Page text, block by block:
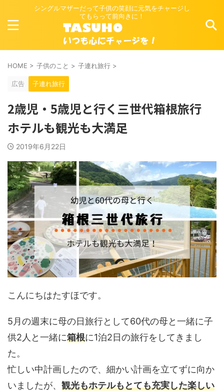
シングルマザーだって子供の笑顔に元気をチャージし
てもらって前向きに！
HOME > 子供のこと > 子連れ旅行 >
広告 子連れ旅行
2歳児・5歳児と行く三世代箱根旅行
ホテルも観光も大満足
2019年6月22日
こんにちはたすほです。
5月の週末に母の日旅行として60代の母と一緒に子
供2人と一緒に箱根に1泊2日の旅行をしてきまし
た。
忙しい中計画したので、細かい計画を立てずに向か
いましたが、 観光もホテルもとても充実した楽しい